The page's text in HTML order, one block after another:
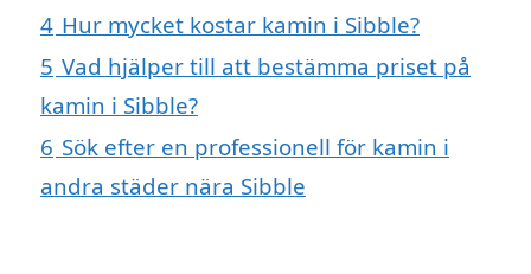
4 Hur mycket kostar kamin i Sibble?
5 Vad hjälper till att bestämma priset på
kamin i Sibble?
6 Sök efter en professionell för kamin i
andra städer nära Sibble